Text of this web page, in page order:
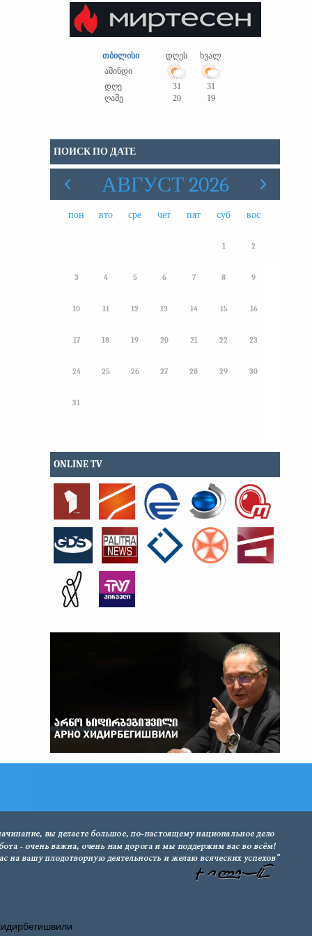
თბილისი დღეს
ხვალ
ამინდი
დღე
31
31
ღამე
20 19
ПОИСК ПО ДАТЕ
АВГУСТ 2026
пон вто сре чет пят суб вос
1 2
3 4 5 6 7 8 9
10 11 12 13 14 15 16
17 18 19 20 21 22 23
24 25 26 27 28 29 30
31
ONLINE TV